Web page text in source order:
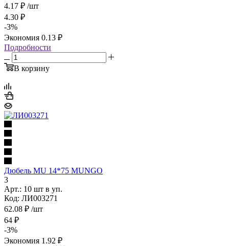
4.17 ₽ /шт
4.30 ₽
-3%
Экономия 0.13 ₽
Подробности
В корзину
Дюбель MU 14*75 MUNGO
3
Арт.: 10 шт в уп.
Код: ЛИ003271
62.08 ₽ /шт
64 ₽
-3%
Экономия 1.92 ₽